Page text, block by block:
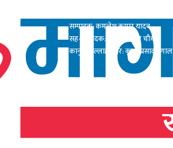
सम्पादक: कमलेश कुमार यादव
सह-सम्पादक: सत्य नारायण चौधरी
कानुनी सल्लाहाकार: कृष्ण प्रसाद दंगाल